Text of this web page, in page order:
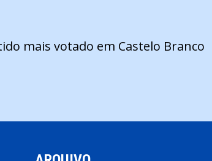
mais votado em Castelo Branco